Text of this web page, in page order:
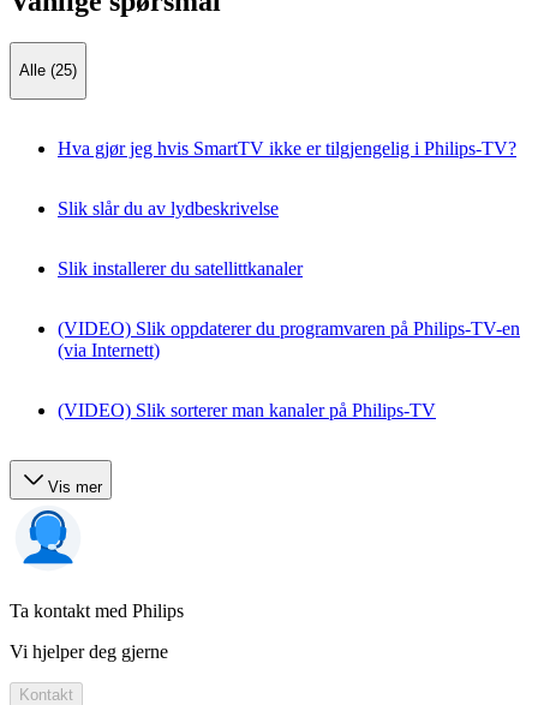
Alle (25)
Hva gjør jeg hvis SmartTV ikke er tilgjengelig i Philips-TV?
Slik slår du av lydbeskrivelse
Slik installerer du satellittkanaler
(VIDEO) Slik oppdaterer du programvaren på Philips-TV-en
(via Internett)
(VIDEO) Slik sorterer man kanaler på Philips-TV
Vis mer
Ta kontakt med Philips
Vi hjelper deg gjerne
Kontakt